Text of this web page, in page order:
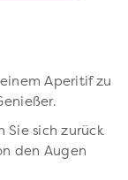
Aperitif zu
Sie sich zurück
den Augen